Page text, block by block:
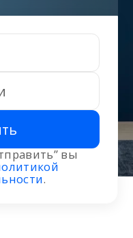
вы
.